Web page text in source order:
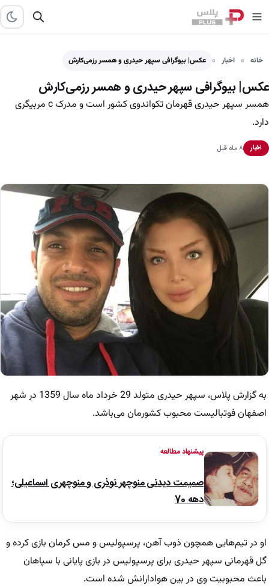
خانه اخبار عکس| بیوگرافی سپهر حیدری و همسر رزمی‌کارش
عکس| بیوگرافی سپهر حیدری و همسر رزمی‌کارش
همسر سپهر حیدری قهرمان تکواندوی کشور است و مدرک c مربیگری
دارد.
اخبار ۸ ماه قبل
به گزارش پلاس، سپهر حیدری متولد 29 خرداد ماه سال 1359 در شهر
اصفهان فوتبالیست محبوب کشورمان می‌باشد.
پیشنهاد مطالعه
صمیمت دیدنی منوچهر نوذری و منوچهری اسماعیلی؛
دهه 70
او در تیم‌هایی همچون ذوب آهن، پرسپولیس و مس کرمان بازی کرده و
گل قهرمانی سپهر حیدری برای پرسپولیس در بازی پایانی با سپاهان
باعث محبوبیت وی در بین هوادارانش شده است.